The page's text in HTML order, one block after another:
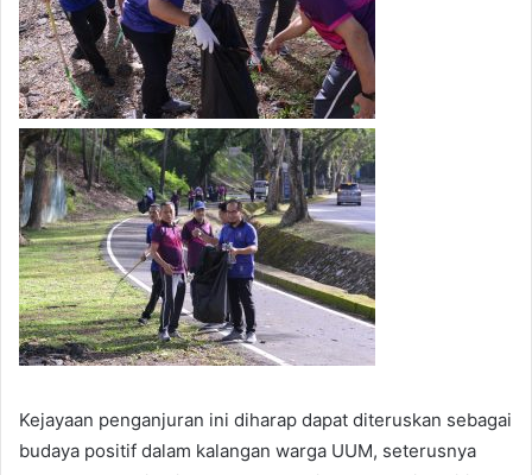
Kejayaan penganjuran ini diharap dapat diteruskan sebagai
budaya positif dalam kalangan warga UUM, seterusnya